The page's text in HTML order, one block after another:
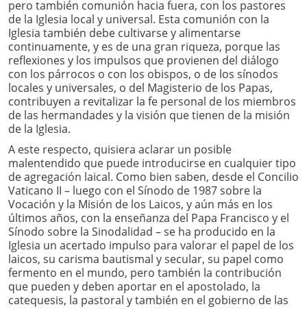
pero también comunión hacia fuera, con los pastores
de la Iglesia local y universal. Esta comunión con la
Iglesia también debe cultivarse y alimentarse
continuamente, y es de una gran riqueza, porque las
reflexiones y los impulsos que provienen del diálogo
con los párrocos o con los obispos, o de los sínodos
locales y universales, o del Magisterio de los Papas,
contribuyen a revitalizar la fe personal de los miembros
de las hermandades y la visión que tienen de la misión
de la Iglesia.
A este respecto, quisiera aclarar un posible
malentendido que puede introducirse en cualquier tipo
de agregación laical. Como bien saben, desde el Concilio
Vaticano II – luego con el Sínodo de 1987 sobre la
Vocación y la Misión de los Laicos, y aún más en los
últimos años, con la enseñanza del Papa Francisco y el
Sínodo sobre la Sinodalidad – se ha producido en la
Iglesia un acertado impulso para valorar el papel de los
laicos, su carisma bautismal y secular, su papel como
fermento en el mundo, pero también la contribución
que pueden y deben aportar en el apostolado, la
catequesis, la pastoral y también en el gobierno de las